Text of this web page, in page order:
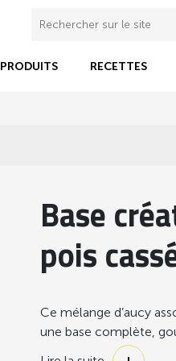
PRODUITS RECETTES
Base
pois
Ce mélange d’aucy
une base complète,